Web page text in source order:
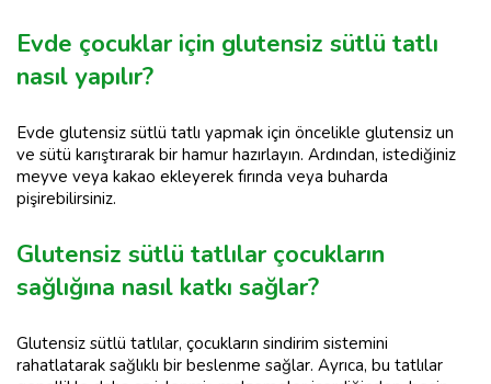
Evde çocuklar için glutensiz sütlü tatlı
nasıl yapılır?
Evde glutensiz sütlü tatlı yapmak için öncelikle glutensiz un
ve sütü karıştırarak bir hamur hazırlayın. Ardından, istediğiniz
meyve veya kakao ekleyerek fırında veya buharda
pişirebilirsiniz.
Glutensiz sütlü tatlılar çocukların
sağlığına nasıl katkı sağlar?
Glutensiz sütlü tatlılar, çocukların sindirim sistemini
rahatlatarak sağlıklı bir beslenme sağlar. Ayrıca, bu tatlılar